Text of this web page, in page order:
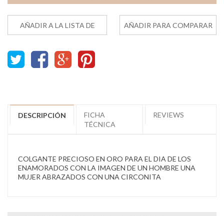
AÑADIR PARA COMPARAR
AÑADIR A LA LISTA DE
DESCRIPCIÓN
FICHA
TÉCNICA
REVIEWS
COLGANTE PRECIOSO EN ORO PARA EL DIA DE LOS
ENAMORADOS CON LA IMAGEN DE UN HOMBRE UNA
MUJER ABRAZADOS CON UNA CIRCONITA